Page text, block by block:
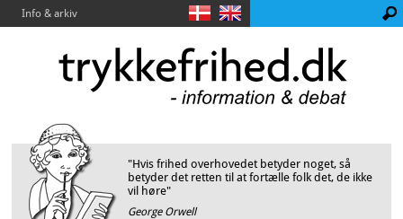
Info & arkiv
"Hvis frihed overhovedet betyder noget, så
betyder det retten til at fortælle folk det, de ikke
vil høre"
George Orwell